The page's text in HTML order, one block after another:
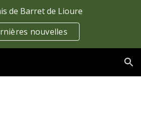
de Barret de Lioure
nouvelles